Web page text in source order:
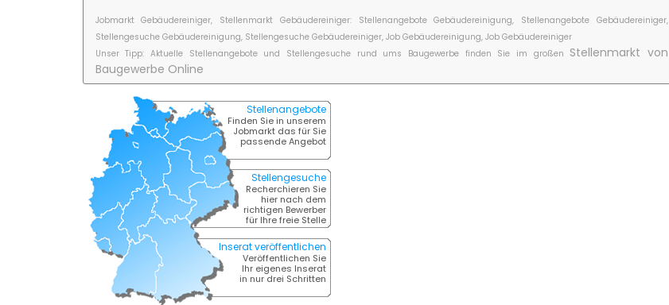
Jobmarkt Gebäudereiniger, Stellenmarkt Gebäudereiniger: Stellenangebote Gebäudereinigung, Stellenangebote Gebäudereiniger,
Stellengesuche Gebäudereinigung, Stellengesuche Gebäudereiniger, Job Gebäudereinigung, Job Gebäudereiniger
Unser Tipp: Aktuelle Stellenangebote und Stellengesuche rund ums Baugewerbe finden Sie im großen Stellenmarkt von
Baugewerbe Online
Stellenangebote
Finden Sie in unserem
Jobmarkt das für Sie
passende Angebot
Stellengesuche
Recherchieren Sie
hier nach dem
richtigen Bewerber
für Ihre freie Stelle
Inserat veröffentlichen
Veröffentlichen Sie
Ihr eigenes Inserat
in nur drei Schritten